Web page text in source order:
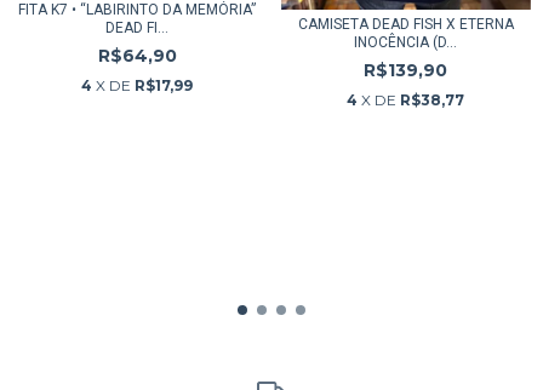
FITA K7 • “LABIRINTO DA MEMÓRIA”
DEAD FI...
R$64,90
4 X DE R$17,99
CAMISETA DEAD FISH X ETERNA
INOCÊNCIA (D...
R$139,90
4 X DE R$38,77